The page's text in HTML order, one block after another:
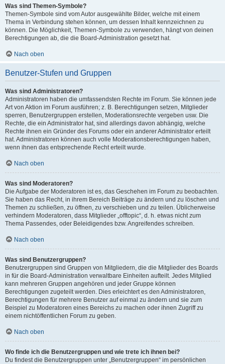
Was sind Themen-Symbole?
Themen-Symbole sind vom Autor ausgewählte Bilder, welche mit einem
Thema in Verbindung stehen können, um dessen Inhalt kennzeichnen zu
können. Die Möglichkeit, Themen-Symbole zu verwenden, hängt von deinen
Berechtigungen ab, die die Board-Administration gesetzt hat.
Nach oben
Benutzer-Stufen und Gruppen
Was sind Administratoren?
Administratoren haben die umfassendsten Rechte im Forum. Sie können jede
Art von Aktion im Forum ausführen; z. B. Berechtigungen setzen, Mitglieder
sperren, Benutzergruppen erstellen, Moderationsrechte vergeben usw. Die
Rechte, die ein Administrator hat, sind allerdings davon abhängig, welche
Rechte ihnen ein Gründer des Forums oder ein anderer Administrator erteilt
hat. Administratoren können auch volle Moderationsberechtigungen haben,
wenn ihnen das entsprechende Recht erteilt wurde.
Nach oben
Was sind Moderatoren?
Die Aufgabe der Moderatoren ist es, das Geschehen im Forum zu beobachten.
Sie haben das Recht, in ihrem Bereich Beiträge zu ändern und zu löschen und
Themen zu schließen, zu öffnen, zu verschieben und zu teilen. Üblicherweise
verhindern Moderatoren, dass Mitglieder „offtopic“, d. h. etwas nicht zum
Thema Passendes, oder Beleidigendes bzw. Angreifendes schreiben.
Nach oben
Was sind Benutzergruppen?
Benutzergruppen sind Gruppen von Mitgliedern, die die Mitglieder des Boards
in für die Board-Administration verwaltbare Einheiten aufteilt. Jedes Mitglied
kann mehreren Gruppen angehören und jeder Gruppe können
Berechtigungen zugeteilt werden. Dies erleichtert es den Administratoren,
Berechtigungen für mehrere Benutzer auf einmal zu ändern und sie zum
Beispiel zu Moderatoren eines Bereichs zu machen oder ihnen Zugriff zu
einem nichtöffentlichen Forum zu geben.
Nach oben
Wo finde ich die Benutzergruppen und wie trete ich ihnen bei?
Du findest die Benutzergruppen unter „Benutzergruppen“ im persönlichen